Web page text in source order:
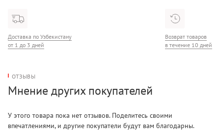
Доставка по Узбекистану
от 1 до 3 дней
Возврат товаров
в течение 10 дней
ОТЗЫВЫ
Мнение других покупателей
У этого товара пока нет отзывов. Поделитесь своими
впечатлениями, и другие покупатели будут вам благодарны.